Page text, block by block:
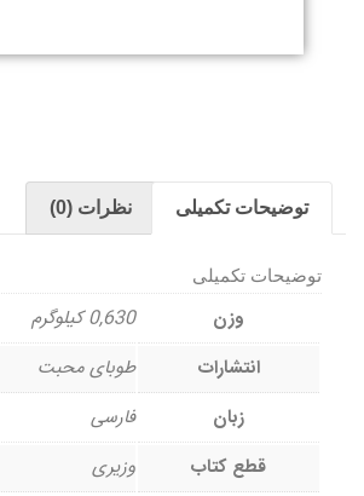
توضیحات تکمیلی نظرات (0)
توضیحات تکمیلی
وزن
0,630 کیلوگرم
انتشارات
طوبای محبت
زبان
فارسی
قطع کتاب
وزیری